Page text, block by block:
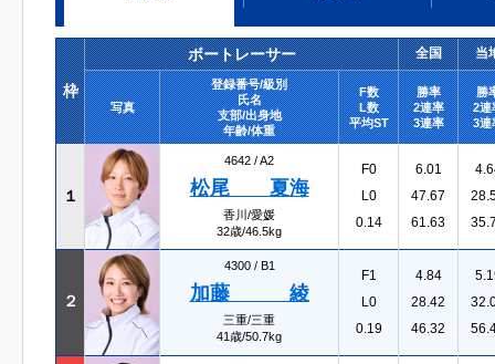
枠
ボートレーサー 全国 当
写真
登録番号/級別
氏名
支部/出身地
年齢/体重
F数
L数
平均ST
勝率
2連率
3連率
勝
2連
3連
１
4642 /A2
松尾 夏海
香川/愛媛
32歳/46.5kg
F0
L0
0.14
6.01
47.67
61.63
２
4300 / B1
加藤 綾
三重/三重
41歳/50.7kg
F1
L0
0.19
4.84
28.42
46.32